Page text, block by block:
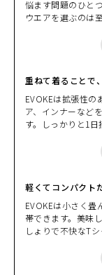
に上がる気温。バ
た髪型。アウター
かりの不安。シャ
ナーウエアの不快
名はギア・ウエア
こにはこんな要素
ち運び”がしやすい
で”パッカブルに
コンパクトなプロ
止めた後に新たな
て、持ち運ぼう」
悩ます問題のひと
ウエアを選ぶのは
の気温となり、脱
そんな時に、小さ
るバッグや、バイ
す。荷物になるか
らと我慢したりす
重ねて着ることで
EVOKEは拡張性の
ア、インナーなど
す。しっかりと1
った温かなミドル
適度な通気性がエ
採用していますの
レーションウエア
を豊富にご用意し
ださい。
軽くてコンパクト
EVOKEは小さく畳
帯できます。美味
しょりで不快なT
れば、気持ちよく
た、EVOKEはコ